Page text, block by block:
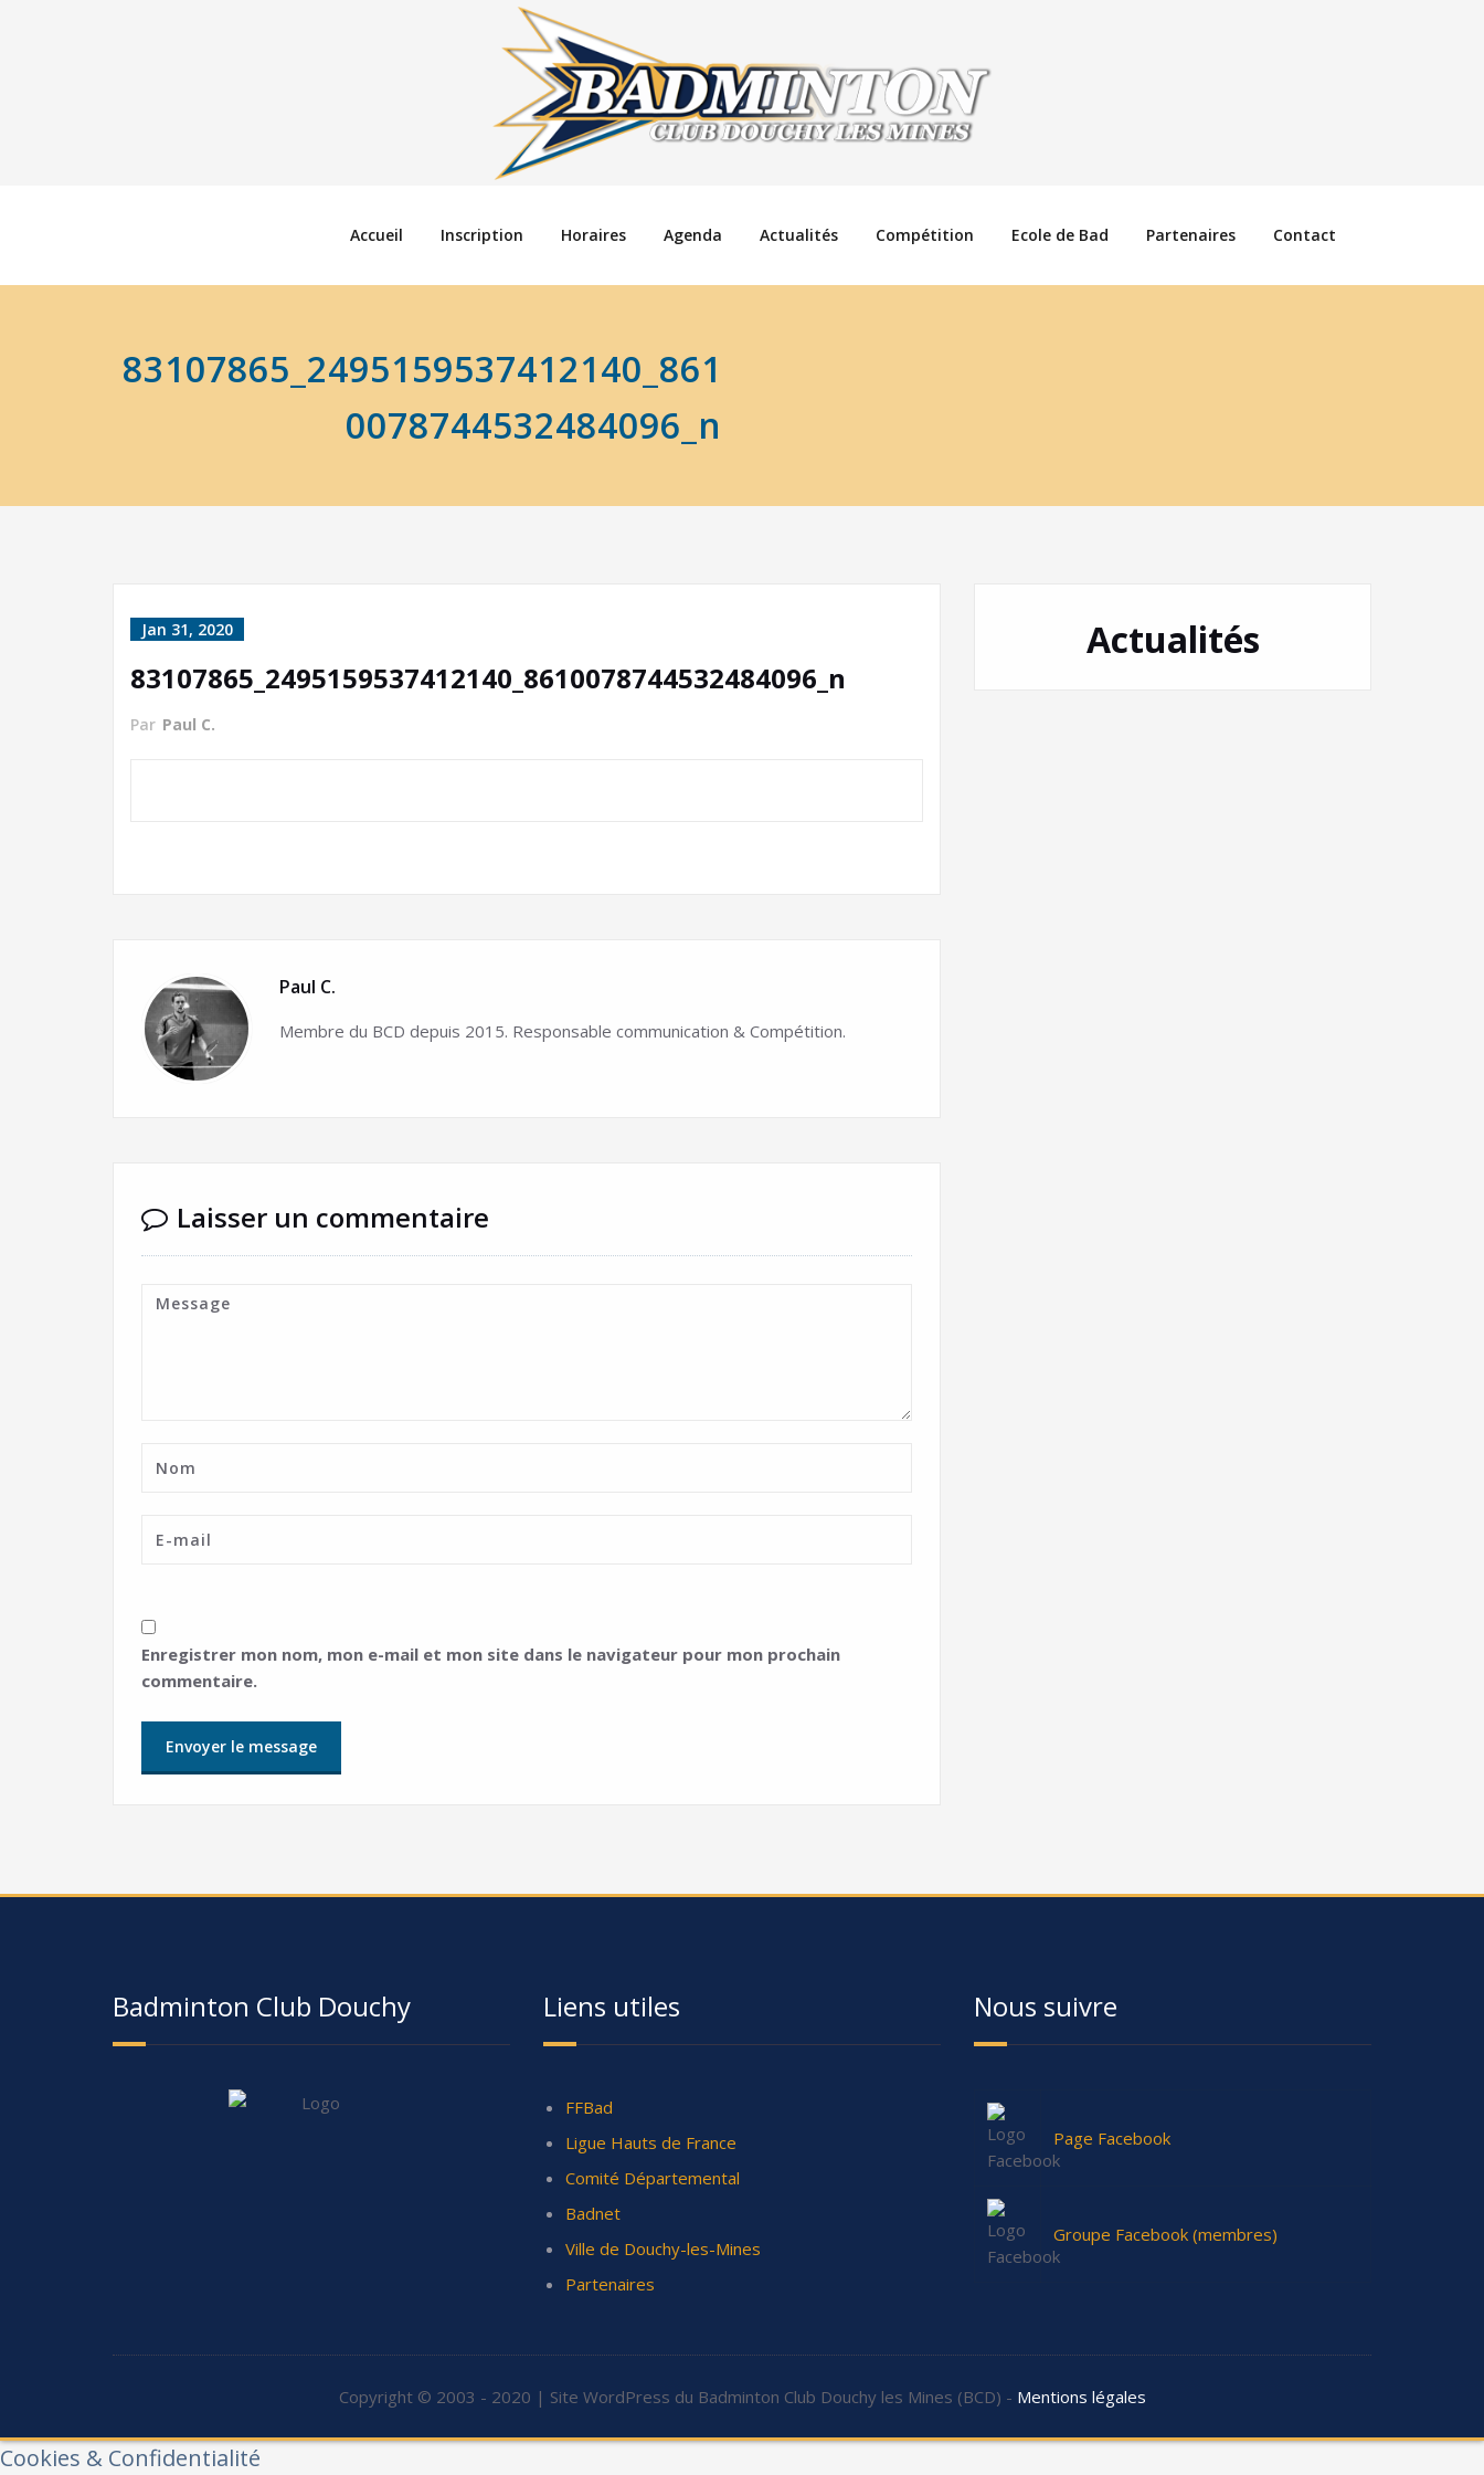
Accueil Inscription Horaires Agenda Actualités Compétition Ecole de Bad Partenaires Contact
83107865_2495159537412140_861
0078744532484096_n
Jan 31, 2020
83107865_2495159537412140_8610078744532484096_n
Par Paul C.
Paul C.
Membre du BCD depuis 2015. Responsable communication & Compétition.
Laisser un commentaire
Enregistrer mon nom, mon e-mail et mon site dans le navigateur pour mon prochain
commentaire.
Actualités
Badminton Club Douchy Liens utiles
FFBad
Ligue Hauts de France
Comité Départemental
Badnet
Ville de Douchy-les-Mines
Partenaires
Nous suivre
Page Facebook
Groupe Facebook (membres)
Copyright © 2003 - 2020 | Site WordPress du Badminton Club Douchy les Mines (BCD) - Mentions légales
Cookies & Confidentialité